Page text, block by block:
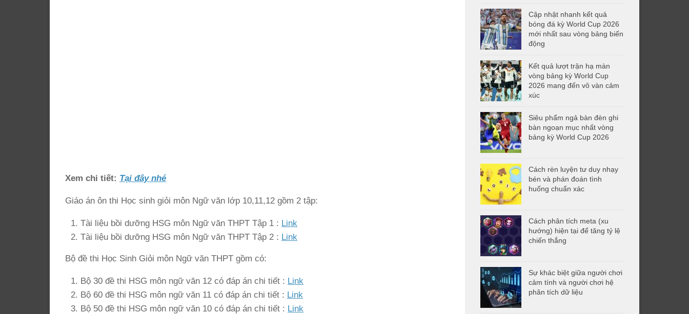
Xem chi tiết: Tại đây nhé
Giáo án ôn thi Học sinh giỏi môn Ngữ văn lớp 10,11,12 gồm 2 tập:
Tài liệu bồi dưỡng HSG môn Ngữ văn THPT Tập 1 : Link
Tài liệu bồi dưỡng HSG môn Ngữ văn THPT Tập 2 : Link
Bộ đề thi Học Sinh Giỏi môn Ngữ văn THPT gồm có:
Bộ 30 đề thi HSG môn ngữ văn 12 có đáp án chi tiết : Link
Bộ 60 đề thi HSG môn ngữ văn 11 có đáp án chi tiết : Link
Bộ 50 đề thi HSG môn ngữ văn 10 có đáp án chi tiết : Link
Cập nhật nhanh kết quả
bóng đá kỳ World Cup 2026
mới nhất sau vòng bảng biến
động
Kết quả lượt trận hạ màn
vòng bảng kỳ World Cup
2026 mang đến vô vàn cảm
xúc
Siêu phẩm ngả bàn đèn ghi
bàn ngoạn mục nhất vòng
bảng kỳ World Cup 2026
Cách rèn luyện tư duy nhạy
bén và phán đoán tình
huống chuẩn xác
Cách phân tích meta (xu
hướng) hiện tại để tăng tỷ lệ
chiến thắng
Sự khác biệt giữa người chơi
cảm tính và người chơi hệ
phân tích dữ liệu